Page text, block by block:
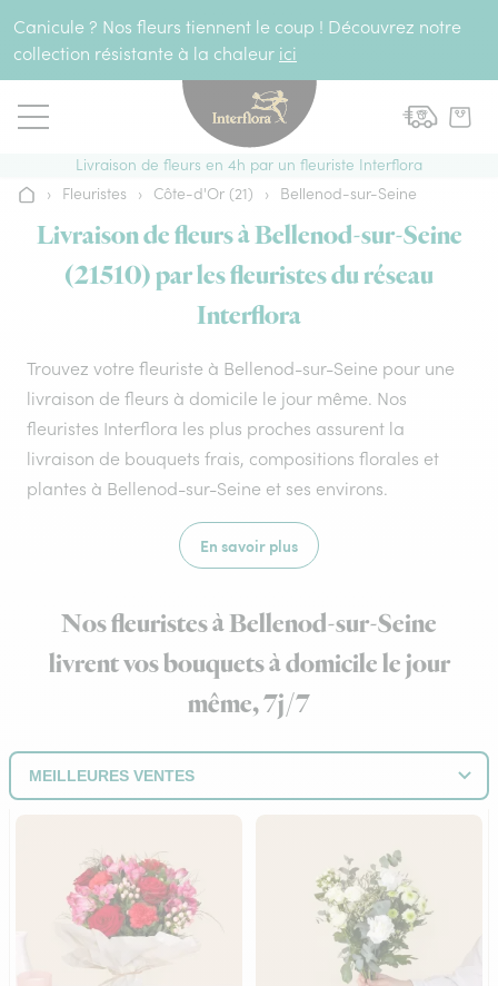
Canicule ? Nos fleurs tiennent le coup ! Découvrez notre
collection résistante à la chaleur ici
Livraison de fleurs en 4h par un fleuriste Interflora
Accueil
› Fleuristes › Côte-d'Or (21) › Bellenod-sur-Seine
Livraison de fleurs à Bellenod-sur-Seine
(21510) par les fleuristes du réseau
Interflora
Trouvez votre fleuriste à Bellenod-sur-Seine pour une
livraison de fleurs à domicile le jour même. Nos
fleuristes Interflora les plus proches assurent la
livraison de bouquets frais, compositions florales et
plantes à Bellenod-sur-Seine et ses environs.
En savoir plus
Nos fleuristes à Bellenod-sur-Seine
livrent vos bouquets à domicile le jour
même, 7j/7